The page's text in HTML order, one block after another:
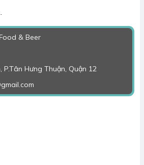
& Beer
P.Tân Hưng Thuận, Quận 12